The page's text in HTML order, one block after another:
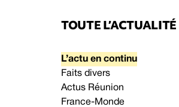
TOUTE L’ACTUALITÉ
L’actu en continu
Faits divers
Actus Réunion
France-Monde